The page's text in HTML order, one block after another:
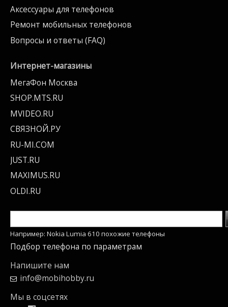
Аксессуары для телефонов
Ремонт мобильных телефонов
Вопросы и ответы (FAQ)
Интернет-магазины
МегаФон Москва
SHOP.MTS.RU
MVIDEO.RU
СВЯЗНОЙ.РУ
RU-MI.COM
JUST.RU
MAXIMUS.RU
OLDI.RU
Например: Nokia Lumia 610 похожие телефоны
Подбор телефона по параметрам
Напишите нам
info@mobihobby.ru
Мы в соцсетях